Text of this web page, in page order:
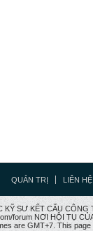
QUẢN TRỊ LIÊN HỆ
SƯ KẾT CẤU CÔNG
forum NƠI HỘI TỤ
are GMT+7. This